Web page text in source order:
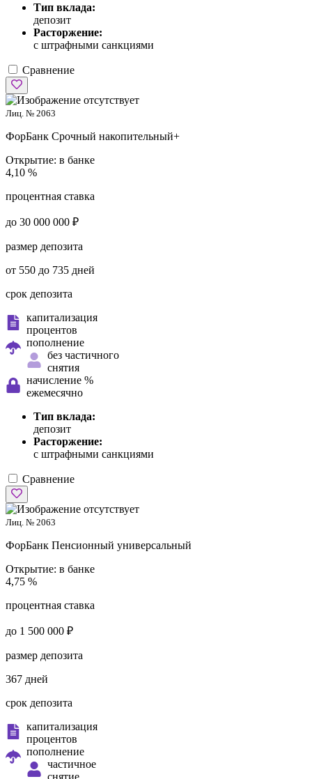
Тип вклада:
депозит
Расторжение:
с штрафными санкциями
Сравнение
Лиц. № 2063
ФорБанк Срочный накопительный+
Открытие: в банке
4,10 %
процентная ставка
до 30 000 000 ₽
размер депозита
от 550 до 735 дней
срок депозита
капитализация
процентов
пополнение
без частичного
снятия
начисление %
ежемесячно
Тип вклада:
депозит
Расторжение:
с штрафными санкциями
Сравнение
Лиц. № 2063
ФорБанк Пенсионный универсальный
Открытие: в банке
4,75 %
процентная ставка
до 1 500 000 ₽
размер депозита
367 дней
срок депозита
капитализация
процентов
пополнение
частичное
снятие